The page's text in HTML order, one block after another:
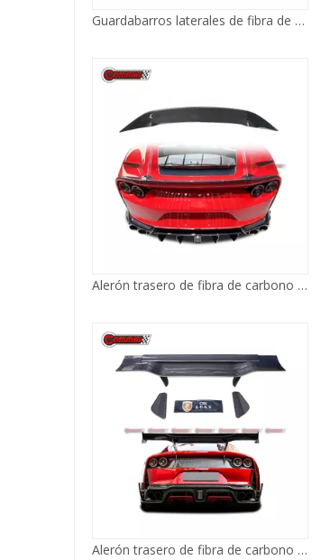
Alerón trasero de fibra de carbono estilo Mansory para Ferrari 812
Alerón trasero de fibra de carbono estilo Mansory para Ferrari 812
Ala difusora de labio trasero de fibra de carbono estilo Mansory para Ferrari 812